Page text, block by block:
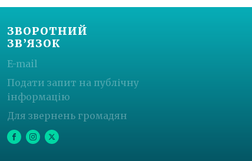
ЗВОРОТНИЙ
ЗВ’ЯЗОК
E-mail
Подати запит на публічну
інформацію
Для звернень громадян